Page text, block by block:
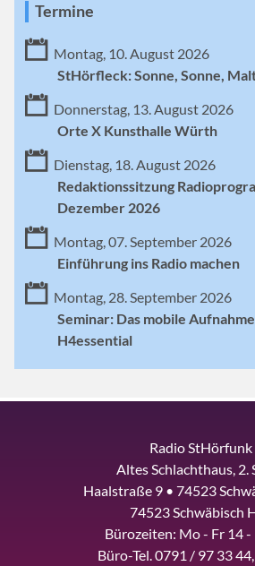
Termine
Montag, 10. August 2026
StHörfleck: Sonne, Sonne,
Donnerstag, 13. August 2026
Orte X Kunsthalle Würth
Dienstag, 18. August 2026
Redaktionssitzung
Dezember 2026
Montag, 07. September 2026
Einführung ins Radio machen
Montag, 28. September 2026
Seminar: Das mobile
H4essential
Radio StHörfunk
Altes Schlachthaus, 2.
Haalstraße 9 • 74523
74523 Schwäbisch
Bürozeiten: Mo - Fr 14 -
Büro-Tel. 0791 / 97 33